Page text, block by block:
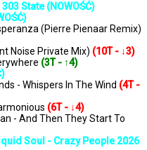
State (NOWOŚĆ)
(Pierre Pienaar Remix)
Noise Private Mix) (10T - ↓3)
(3T - ↑4)
- Whispers In The Wind (4T -
(6T - ↓4)
- And Then They Start To
Soul - Crazy People 2026